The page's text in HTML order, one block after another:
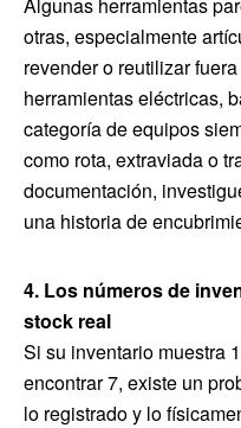
otras, especialmente
revender o reutilizar
herramientas eléctricas,
categoría de equipos
como rota, extraviada o
documentación,
una historia de
4. Los números de
stock real
Si su inventario muestra
encontrar 7, existe un
lo registrado y lo